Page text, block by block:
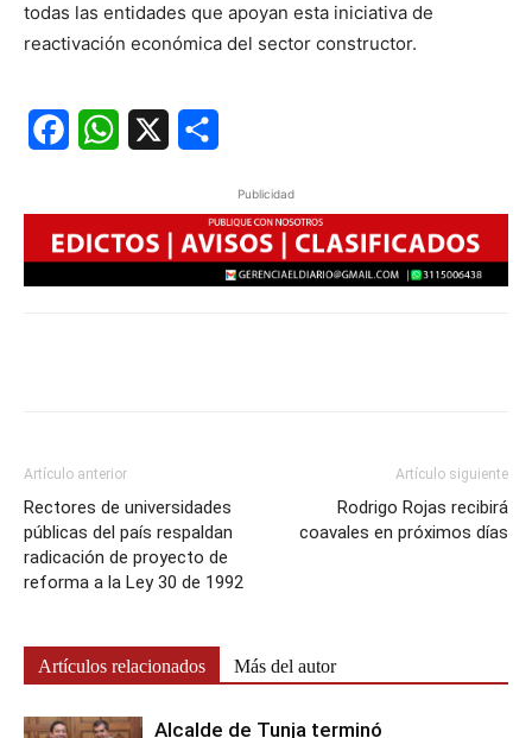
todas las entidades que apoyan esta iniciativa de
reactivación económica del sector constructor.
FacebookWhatsApp
Publicidad
Artículo anterior
Rectores de universidades
públicas del país respaldan
radicación de proyecto de
reforma a la Ley 30 de 1992
Artículo siguiente
Rodrigo Rojas recibirá
coavales en próximos días
Artículos relacionados Más del autor
Alcalde de Tunja terminó